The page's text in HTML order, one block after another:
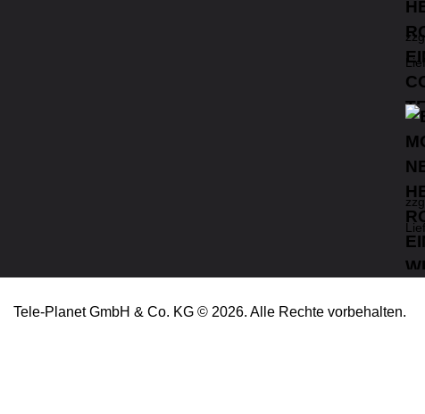
Tele-Planet GmbH & Co. KG © 2026. Alle Rechte vorbehalten.